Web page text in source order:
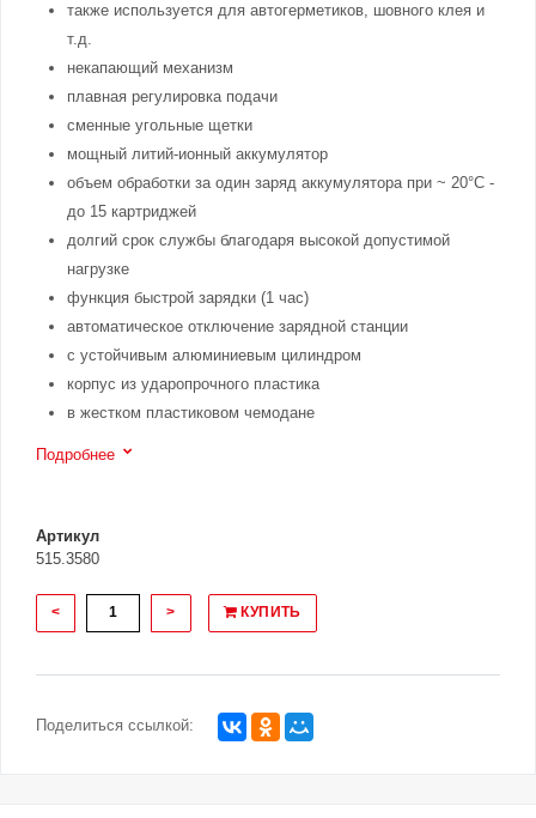
также используется для автогерметиков, шовного клея и
т.д.
некапающий механизм
плавная регулировка подачи
сменные угольные щетки
мощный литий-ионный аккумулятор
объем обработки за один заряд аккумулятора при ~ 20°C -
до 15 картриджей
долгий срок службы благодаря высокой допустимой
нагрузке
функция быстрой зарядки (1 час)
автоматическое отключение зарядной станции
с устойчивым алюминиевым цилиндром
корпус из ударопрочного пластика
в жестком пластиковом чемодане
Подробнее
Артикул
515.3580
< > КУПИТЬ
Поделиться ссылкой: